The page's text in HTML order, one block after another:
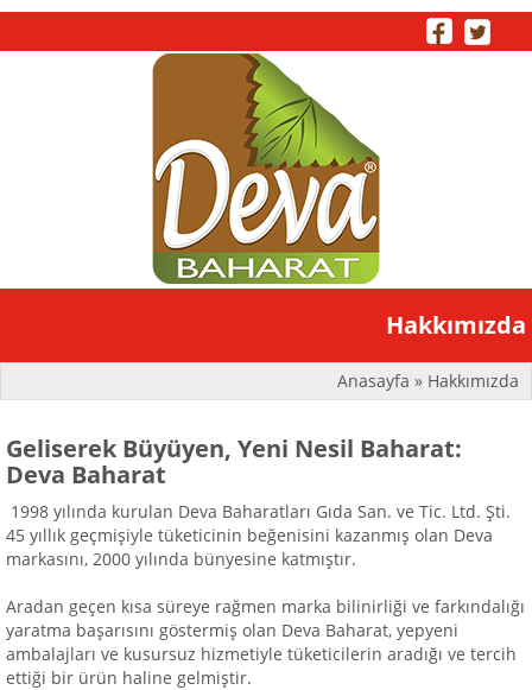
Toggle
Hakkımızda
Anasayfa » Hakkımızda
Geliserek Büyüyen, Yeni Nesil Baharat:
Deva Baharat
1998 yılında kurulan Deva Baharatları Gıda San. ve Tic. Ltd. Şti.
45 yıllık geçmişiyle tüketicinin beğenisini kazanmış olan Deva
markasını, 2000 yılında bünyesine katmıştır.
Aradan geçen kısa süreye rağmen marka bilinirliği ve farkındalığı
yaratma başarısını göstermiş olan Deva Baharat, yepyeni
ambalajları ve kusursuz hizmetiyle tüketicilerin aradığı ve tercih
ettiği bir ürün haline gelmiştir.